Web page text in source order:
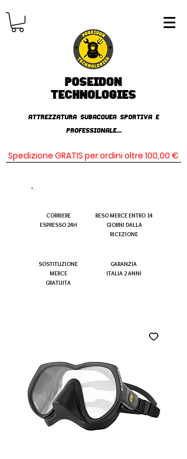
Poseidon
TECHNOLOGIES
AttrezzaturA subacqueA SPORTIVA E
PROFESSIONALE...
Spedizione GRATIS per ordini oltre 100,00 €
CORRIERE
ESPRESSO 24H
SOSTITUZIONE
MERCE
GRATUITA
RESO MERCE ENTRO 14
GIORNI DALLA
RICEZIONE
GARANZIA
ITALIA 2 ANNI